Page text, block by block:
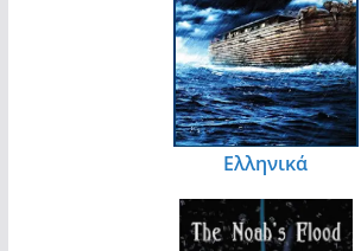
Ελληνικά